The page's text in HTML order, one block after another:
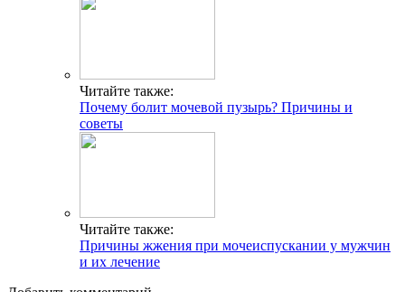
Читайте также:
Почему болит мочевой пузырь? Причины и
советы
Читайте также:
Причины жжения при мочеиспускании у мужчин
и их лечение